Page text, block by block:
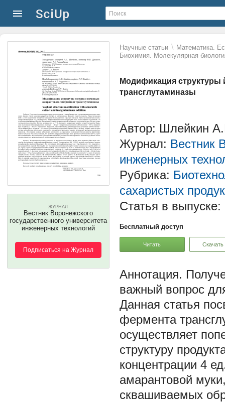
Научные статьи \ Математика.
Биохимия. Молекулярная
Модификация структуры
трансглутаминазы
ЖУРНАЛ
Вестник Воронежского
государственного университета
инженерных технологий
Подписаться на Журнал
Автор: Шлейкин
Журнал: Вестник
инженерных
Рубрика:
сахаристых
Статья в выпуске:
Бесплатный доступ
Читать Скачать
важный вопрос
Данная статья
фермента
осуществляет
структуру
концентрации 4
амарантовой
сквашиваемых